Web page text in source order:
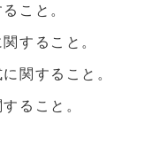
こと。
すること。
関すること。
ること。